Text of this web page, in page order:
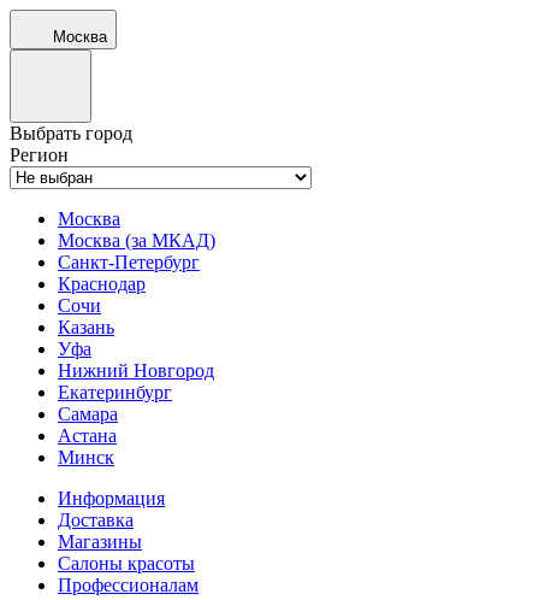
Москва
Выбрать город
Регион
Москва
Москва (за МКАД)
Санкт-Петербург
Краснодар
Сочи
Казань
Уфа
Нижний Новгород
Екатеринбург
Самара
Астана
Минск
Информация
Доставка
Магазины
Салоны красоты
Профессионалам